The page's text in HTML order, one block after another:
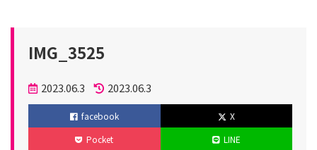
IMG_3525
投
稿
日
2023.06.3
更
新
2023.06.3
facebook
X
Pocket
LINE